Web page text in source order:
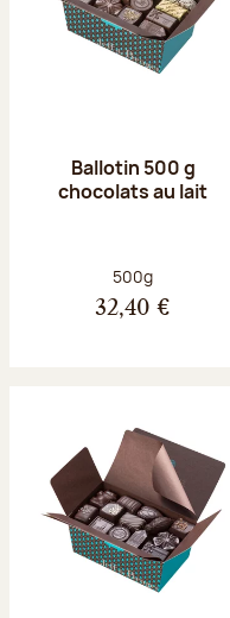
Ballotin 500 g
chocolats au lait
Poids net :
500g
32,40 €